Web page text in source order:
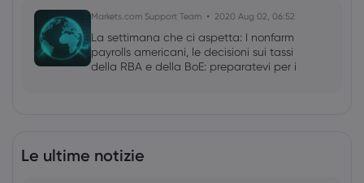
Markets.com Support Team 2020 Aug 02, 06:52
La settimana che ci aspetta: I nonfarm
payrolls americani, le decisioni sui tassi
della RBA e della BoE: preparatevi per i
Le ultime notizie